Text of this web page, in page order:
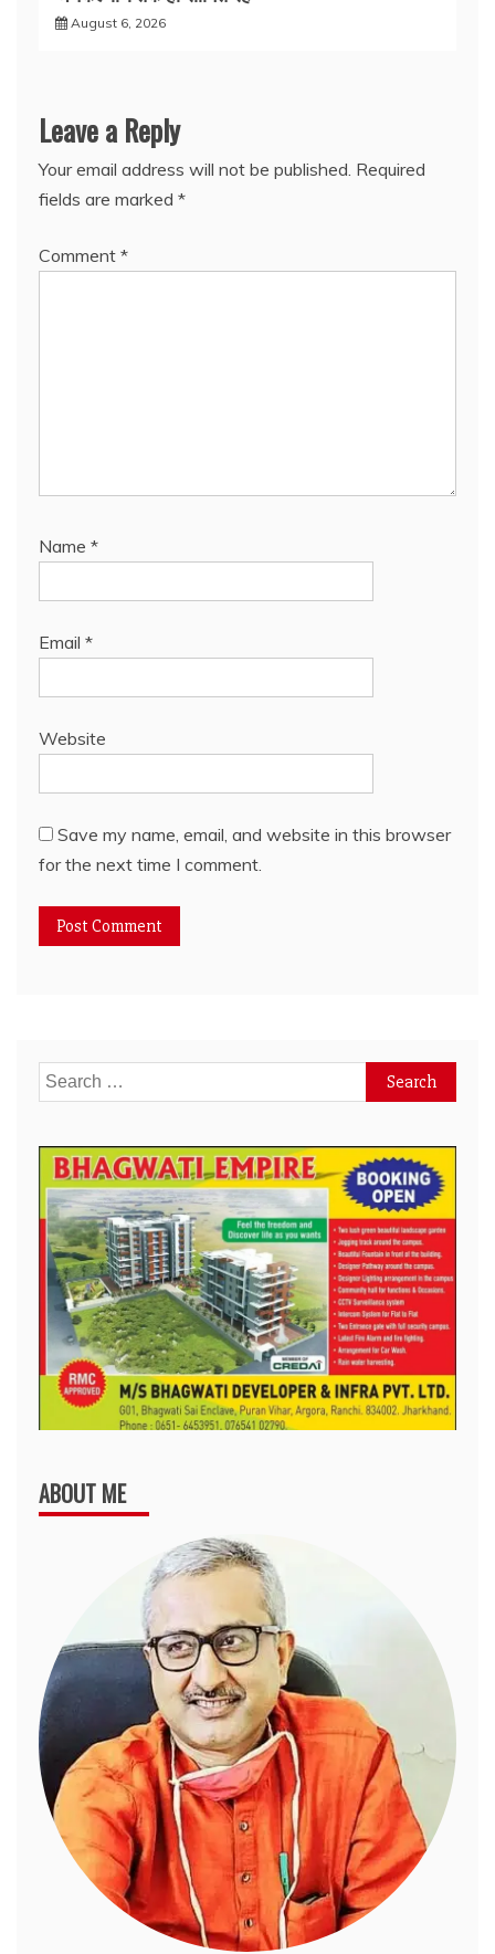
August 6, 2026
Leave a Reply
Your email address will not be published. Required
fields are marked *
Comment *
Name *
Email *
Website
Save my name, email, and website in this browser
for the next time I comment.
Search
for:
ABOUT ME